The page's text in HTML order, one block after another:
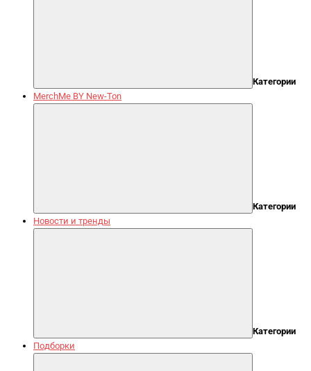
Категории
MerchMe BY New-Ton
Категории
Новости и тренды
Категории
Подборки